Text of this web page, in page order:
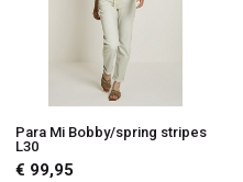
Para Mi Bobby/spring stripes
L30
€ 99,95